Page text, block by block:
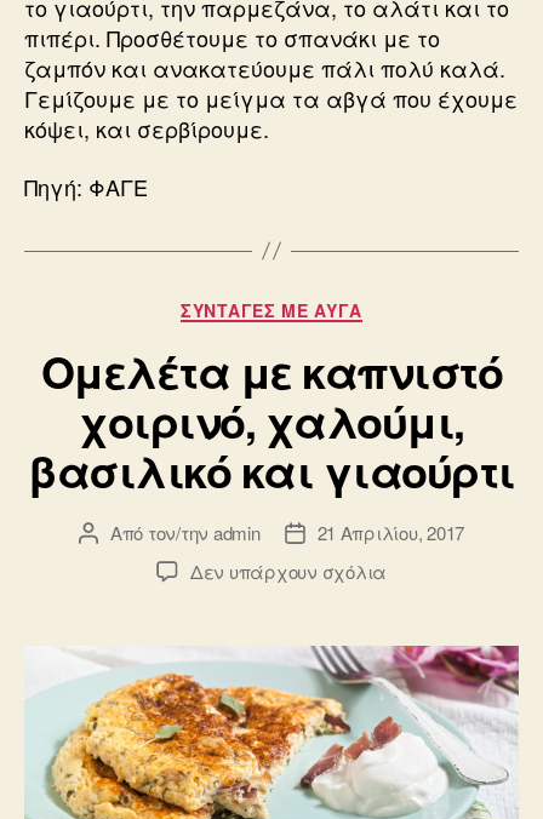
το γιαούρτι, την παρμεζάνα, το αλάτι και το
πιπέρι. Προσθέτουμε το σπανάκι με το
ζαμπόν και ανακατεύουμε πάλι πολύ καλά.
Γεμίζουμε με το μείγμα τα αβγά που έχουμε
κόψει, και σερβίρουμε.
Πηγή: ΦΑΓΕ
Κατηγορίες
ΣΥΝΤΑΓΈΣ ΜΕ ΑΥΓΆ
Ομελέτα με καπνιστό
χοιρινό, χαλούμι,
βασιλικό και γιαούρτι
Συντάκτης
Από τον/την admin
Ημ.
δημοσίευσης
21 Απριλίου, 2017
Δεν υπάρχουν σχόλια
καπνιστό
χοιρινό,
χαλούμι,
βασιλικό
γιαούρτι